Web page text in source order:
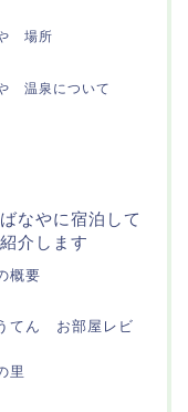
場所
温泉について
なやに宿泊して
介します
概要
てん お部屋レビ
里